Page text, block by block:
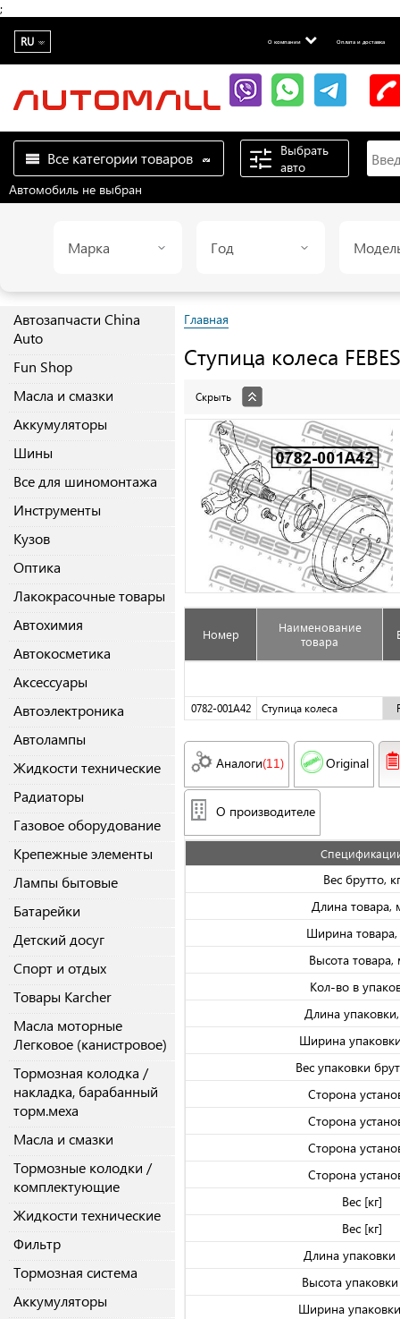
;
RU О компании Оплата и доставка
Все категории товаров
Выбрать
авто
Автомобиль не выбран
Марка Год
Автозапчасти China
Auto
Fun Shop
Масла и смазки
Аккумуляторы
Шины
Все для шиномонтажа
Инструменты
Кузов
Оптика
Лакокрасочные товары
Автохимия
Автокосметика
Аксессуары
Автоэлектроника
Автолампы
Жидкости технические
Радиаторы
Газовое оборудование
Крепежные элементы
Лампы бытовые
Батарейки
Детский досуг
Спорт и отдых
Товары Karcher
Масла моторные
Легковое (канистровое)
Тормозная колодка /
накладка, барабанный
торм.меха
Масла и смазки
Тормозные колодки /
комплектующие
Жидкости технические
Фильтр
Тормозная система
Аккумуляторы
Главная
Ступица колеса
Скрыть
Номер
Наименование
товара
0782-001A42 Ступица колеса
Аналоги(11) Original
О производителе
Вес брутто, кг
Длина товара,
Ширина
Высота
Кол-во в
Длина
Ширина
Вес упаковки
Сторона
Сторона
Сторона
Сторона
Вес [кг]
Вес [кг]
Длина упаковки
Высота
Ширина